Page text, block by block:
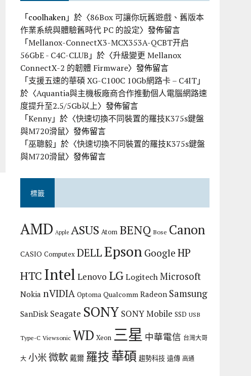
「coolhaken」於〈86Box 可讓你玩舊遊戲、舊版本
作業系統與體驗舊時代 PC 的設定〉發佈留言
「Mellanox-ConnectX3-MCX353A-QCBT开启
56GbE - C4C-CLUB 」於〈升級變更 Mellanox
ConnectX-2 的韌體 Firmware〉發佈留言
「支援五速的華碩 XG-C100C 10Gb網路卡 – C4IT」
於〈Aquantia與主機板廠商合作推動個人電腦網路速
度提升至2.5/5Gb以上〉發佈留言
「Kenny」於〈快速切換不同裝置的羅技K375s鍵盤
與M720滑鼠〉發佈留言
「巫聰毅」於〈快速切換不同裝置的羅技K375s鍵盤
與M720滑鼠〉發佈留言
標籤
AMD Apple ASUS Atom BENQ Bose Canon
CASIO Computex DELLEpson Google HP
HTC Intel Lenovo LGLogitechMicrosoft
Nokia nVIDIA Optoma Qualcomm Radeon Samsung
SanDisk Seagate SONY SONY Mobile SSD USB
Type-C Viewsonic WD Xeon 三星 中華電信 台灣大哥
大 小米微軟 戴爾 羅技華碩 趨勢科技 遠傳 高通